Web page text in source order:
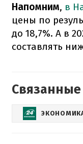
Напомним, в
цены по
до 18,7%. А в
составлять